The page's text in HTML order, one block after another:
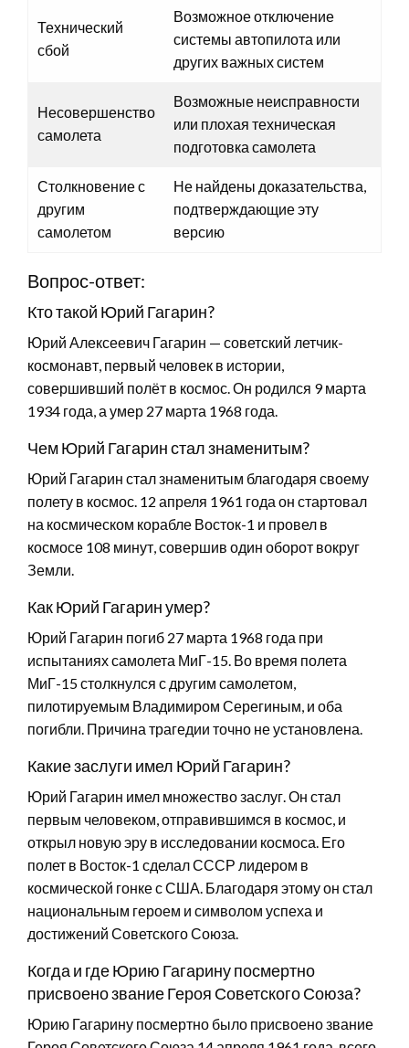
Технический
сбой
Возможное отключение
системы автопилота или
других важных систем
Несовершенство
самолета
Возможные неисправности
или плохая техническая
подготовка самолета
Столкновение с
другим
самолетом
Не найдены доказательства,
подтверждающие эту
версию
Вопрос-ответ:
Кто такой Юрий Гагарин?
Юрий Алексеевич Гагарин — советский летчик-
космонавт, первый человек в истории,
совершивший полёт в космос. Он родился 9 марта
1934 года, а умер 27 марта 1968 года.
Чем Юрий Гагарин стал знаменитым?
Юрий Гагарин стал знаменитым благодаря своему
полету в космос. 12 апреля 1961 года он стартовал
на космическом корабле Восток-1 и провел в
космосе 108 минут, совершив один оборот вокруг
Земли.
Как Юрий Гагарин умер?
Юрий Гагарин погиб 27 марта 1968 года при
испытаниях самолета МиГ-15. Во время полета
МиГ-15 столкнулся с другим самолетом,
пилотируемым Владимиром Серегиным, и оба
погибли. Причина трагедии точно не установлена.
Какие заслуги имел Юрий Гагарин?
Юрий Гагарин имел множество заслуг. Он стал
первым человеком, отправившимся в космос, и
открыл новую эру в исследовании космоса. Его
полет в Восток-1 сделал СССР лидером в
космической гонке с США. Благодаря этому он стал
национальным героем и символом успеха и
достижений Советского Союза.
Когда и где Юрию Гагарину посмертно
присвоено звание Героя Советского Союза?
Юрию Гагарину посмертно было присвоено звание